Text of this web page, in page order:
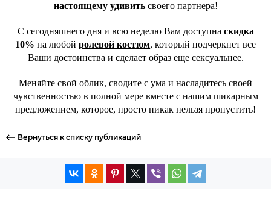
настоящему удивитьсвоего партнера!
С сегодняшнего дня и всю неделю Вам доступна скидка
10% на любой ролевой костюм, который подчеркнет все
Ваши достоинства и сделает образ еще сексуальнее.
Меняйте свой облик, сводите с ума и насладитесь своей
чувственностью в полной мере вместе с нашим шикарным
предложением, которое, просто никак нельзя пропустить!
Вернуться к списку публикаций